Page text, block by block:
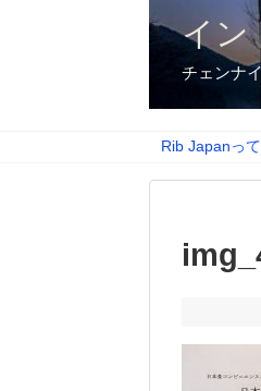
イン
チェンナ
Rib Japanっ